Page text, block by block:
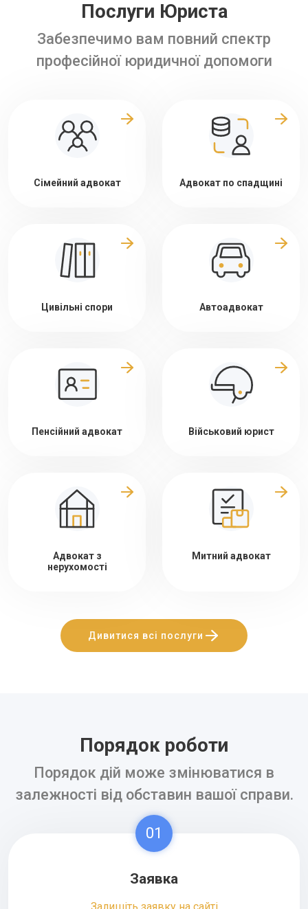
Послуги Юриста
Забезпечимо вам повний спектр
професійної юридичної допомоги
Сімейний адвокат Адвокат по спадщині
Цивільні спори Автоадвокат
Пенсійний адвокат Військовий юрист
Адвокат з
нерухомості
Митний адвокат
Дивитися всі послуги
Порядок роботи
Порядок дій може змінюватися в
залежності від обставин вашої справи.
01
Заявка